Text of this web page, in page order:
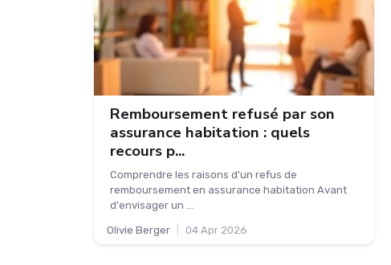
Remboursement refusé par son
assurance habitation : quels
recours p...
Comprendre les raisons d'un refus de
remboursement en assurance habitation Avant
d'envisager un ...
Olivie Berger 04 Apr 2026